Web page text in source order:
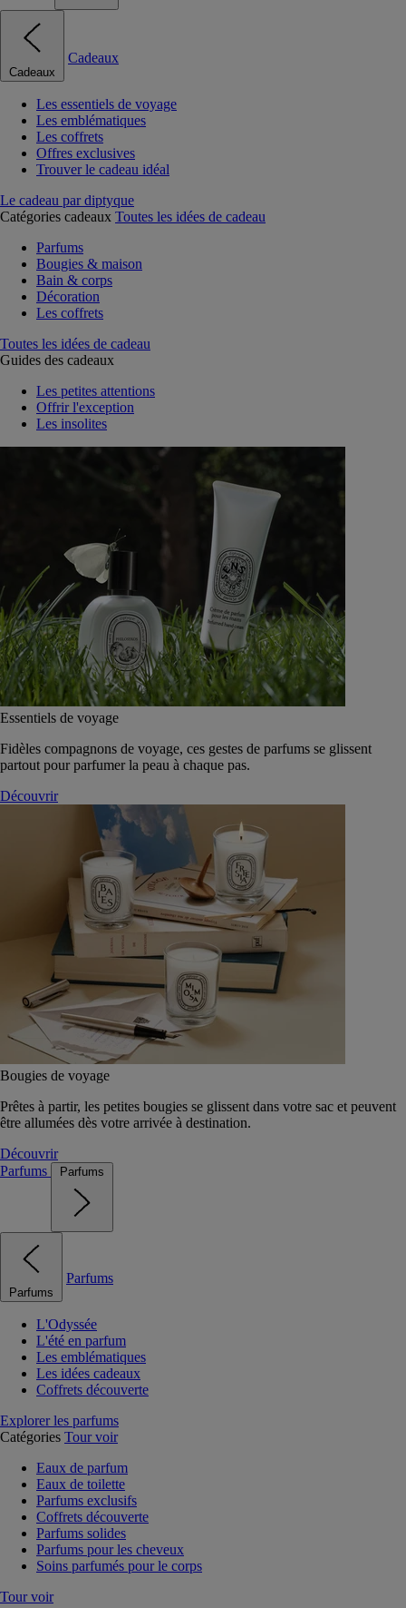
Cadeaux
Cadeaux
Les essentiels de voyage
Les emblématiques
Les coffrets
Offres exclusives
Trouver le cadeau idéal
Le cadeau par diptyque
Catégories cadeaux Toutes les idées de cadeau
Parfums
Bougies & maison
Bain & corps
Décoration
Les coffrets
Toutes les idées de cadeau
Guides des cadeaux
Les petites attentions
Offrir l'exception
Les insolites
Essentiels de voyage
Fidèles compagnons de voyage, ces gestes de parfums se glissent
partout pour parfumer la peau à chaque pas.
Découvrir
Bougies de voyage
Prêtes à partir, les petites bougies se glissent dans votre sac et peuvent
être allumées dès votre arrivée à destination.
Découvrir
Parfums
Parfums
Parfums
Parfums
L'Odyssée
L'été en parfum
Les emblématiques
Les idées cadeaux
Coffrets découverte
Explorer les parfums
Catégories Tour voir
Eaux de parfum
Eaux de toilette
Parfums exclusifs
Coffrets découverte
Parfums solides
Parfums pour les cheveux
Soins parfumés pour le corps
Tour voir